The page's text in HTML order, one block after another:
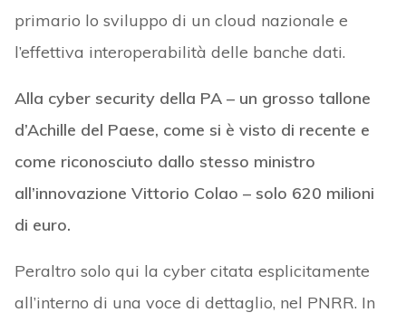
primario lo sviluppo di un cloud nazionale e
l’effettiva interoperabilità delle banche dati.
Alla cyber security della PA – un grosso tallone
d’Achille del Paese, come si è visto di recente e
come riconosciuto dallo stesso ministro
all’innovazione Vittorio Colao – solo 620 milioni
di euro.
Peraltro solo qui la cyber citata esplicitamente
all’interno di una voce di dettaglio, nel PNRR. In